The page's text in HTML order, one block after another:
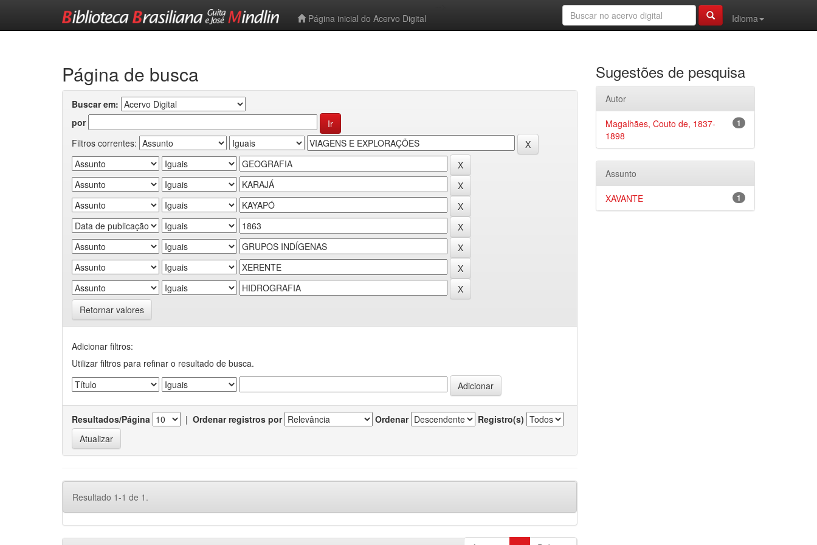
Página inicial do Acervo Digital
Idioma
Página de busca
Buscar em:
por
Filtros correntes:
Retornar valores
Adicionar filtros:
Utilizar filtros para refinar o resultado de busca.
Resultados/Página | Ordenar registros por Ordenar Registro(s)
Resultado 1-1 de 1.
Sugestões de pesquisa
Autor
1
Magalhães, Couto de, 1837-
1898
Assunto
1
XAVANTE